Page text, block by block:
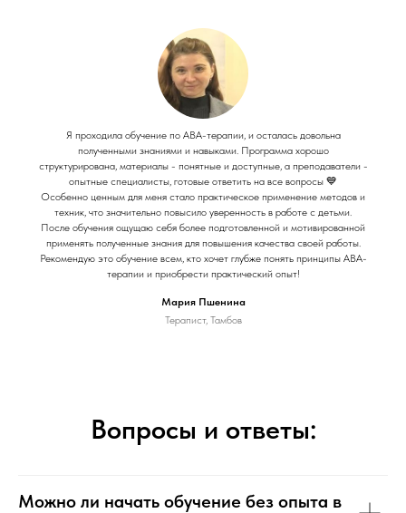
Я проходила обучение по АВА-терапии, и осталась довольна
полученными знаниями и навыками. Программа хорошо
структурирована, материалы - понятные и доступные, а преподаватели -
опытные специалисты, готовые ответить на все вопросы 💙
Особенно ценным для меня стало практическое применение методов и
техник, что значительно повысило уверенность в работе с детьми.
После обучения ощущаю себя более подготовленной и мотивированной
применять полученные знания для повышения качества своей работы.
Рекомендую это обучение всем, кто хочет глубже понять принципы АВА-
терапии и приобрести практический опыт!
Мария Пшенина
Терапист, Тамбов
Вопросы и ответы:
Можно ли начать обучение без опыта в